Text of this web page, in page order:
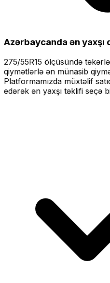
Azərbaycanda ən yaxşı
275/55R15 ölçüsündə
qiymətlərlə ən münasib
Platformamızda müxtəlif
edərək ən yaxşı təklifi seçə